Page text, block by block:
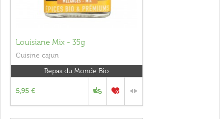
Louisiane Mix - 35g
Cuisine cajun
Repas du Monde Bio
5,95 €